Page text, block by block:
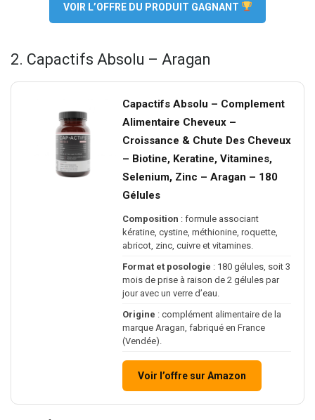
VOIR L’OFFRE DU PRODUIT GAGNANT
2. Capactifs Absolu – Aragan
Capactifs Absolu – Complement
Alimentaire Cheveux –
Croissance & Chute Des Cheveux
– Biotine, Keratine, Vitamines,
Selenium, Zinc – Aragan – 180
Gélules
Composition : formule associant
kératine, cystine, méthionine, roquette,
abricot, zinc, cuivre et vitamines.
Format et posologie : 180 gélules, soit 3
mois de prise à raison de 2 gélules par
jour avec un verre d’eau.
Origine : complément alimentaire de la
marque Aragan, fabriqué en France
(Vendée).
Voir l’offre sur Amazon